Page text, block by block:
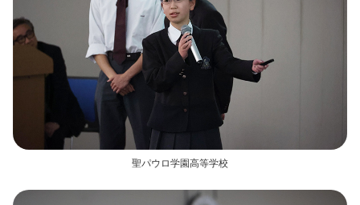
聖パウロ学園高等学校